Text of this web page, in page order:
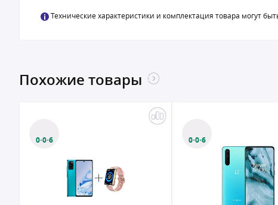
Технические характеристики и комплектация товара могут
Похожие товары
0·0·6 0·0·6